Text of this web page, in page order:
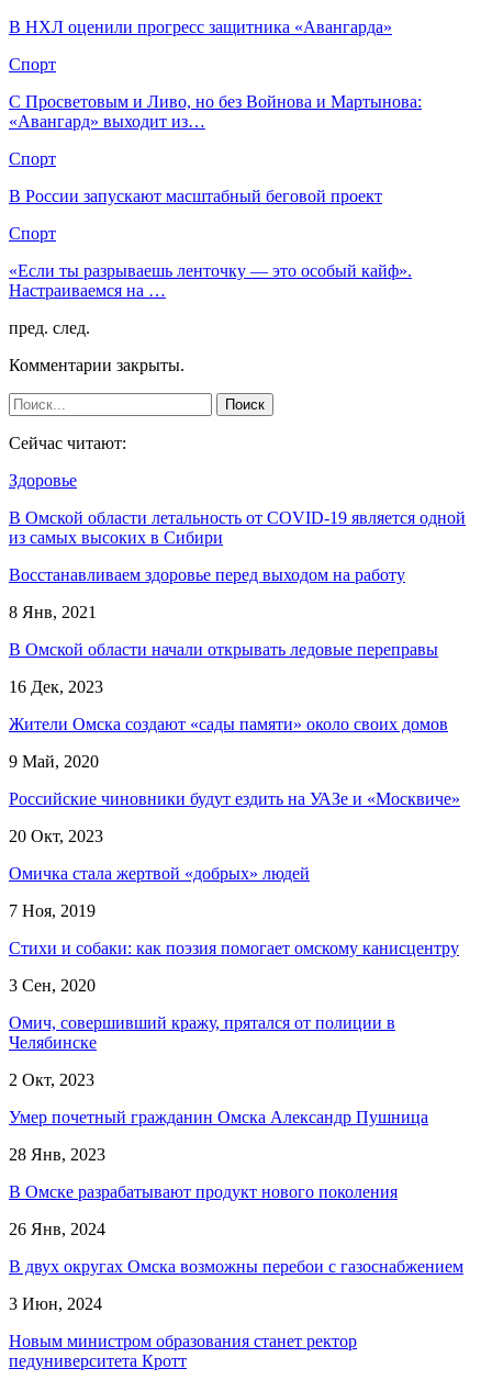
В НХЛ оценили прогресс защитника «Авангарда»
Спорт
С Просветовым и Ливо, но без Войнова и Мартынова:
«Авангард» выходит из…
Спорт
В России запускают масштабный беговой проект
Спорт
«Если ты разрываешь ленточку — это особый кайф».
Настраиваемся на …
пред. след.
Комментарии закрыты.
Сейчас читают:
Здоровье
В Омской области летальность от COVID-19 является одной
из самых высоких в Сибири
Восстанавливаем здоровье перед выходом на работу
8 Янв, 2021
В Омской области начали открывать ледовые переправы
16 Дек, 2023
Жители Омска создают «сады памяти» около своих домов
9 Май, 2020
Российские чиновники будут ездить на УАЗе и «Москвиче»
20 Окт, 2023
Омичка стала жертвой «добрых» людей
7 Ноя, 2019
Стихи и собаки: как поэзия помогает омскому канисцентру
3 Сен, 2020
Омич, совершивший кражу, прятался от полиции в
Челябинске
2 Окт, 2023
Умер почетный гражданин Омска Александр Пушница
28 Янв, 2023
В Омске разрабатывают продукт нового поколения
26 Янв, 2024
В двух округах Омска возможны перебои с газоснабжением
3 Июн, 2024
Новым министром образования станет ректор
педуниверситета Кротт